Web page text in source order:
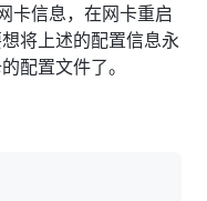
卡信息，在网卡重启
将上述的配置信息永
配置文件了。